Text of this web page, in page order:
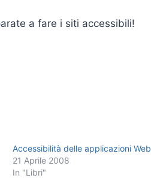
a fare i siti accessibili!
Accessibilità delle applicazioni Web
21 Aprile 2008
In "Libri"